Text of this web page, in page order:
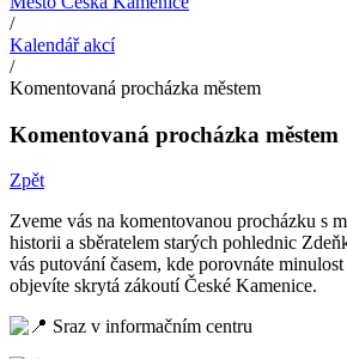
/
Kalendář akcí
/
Komentovaná procházka městem
Komentovaná procházka městem
Zpět
Zveme vás na komentovanou procházku s
historii a sběratelem starých pohlednic
vás putování časem, kde porovnáte minulost
objevíte skrytá zákoutí České Kamenice.
Sraz v informačním centru